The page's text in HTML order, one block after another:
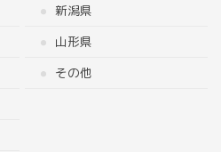
新潟県
山形県
その他